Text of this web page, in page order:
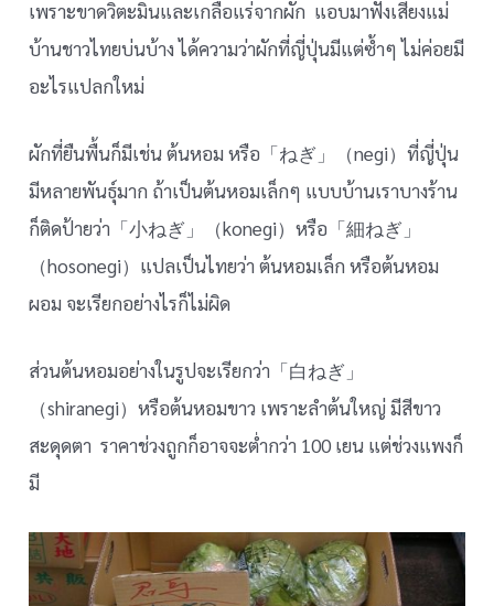
เพราะขาดวิตะมินและเกลือแร่จากผัก แอบมาฟังเสียงแม่
บ้านชาวไทยบ่นบ้าง ได้ความว่าผักที่ญี่ปุ่นมีแต่ซ้ำๆ ไม่ค่อยมี
อะไรแปลกใหม่
ผักที่ยืนพื้นก็มีเช่น ต้นหอม หรือ「ねぎ」（negi）ที่ญี่ปุ่น
มีหลายพันธุ์มาก ถ้าเป็นต้นหอมเล็กๆ แบบบ้านเราบางร้าน
ก็ติดป้ายว่า「小ねぎ」（konegi）หรือ「細ねぎ」
（hosonegi）แปลเป็นไทยว่า ต้นหอมเล็ก หรือต้นหอม
ผอม จะเรียกอย่างไรก็ไม่ผิด
ส่วนต้นหอมอย่างในรูปจะเรียกว่า「白ねぎ」
（shiranegi）หรือต้นหอมขาว เพราะลำต้นใหญ่ มีสีขาว
สะดุดตา ราคาช่วงถูกก็อาจจะต่ำกว่า 100 เยน แต่ช่วงแพงก็
มี